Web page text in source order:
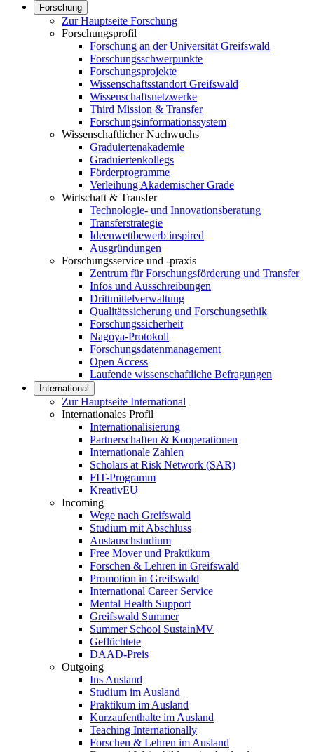
Forschung
Zur Hauptseite Forschung
Forschungsprofil
Forschung an der Universität Greifswald
Forschungsschwerpunkte
Forschungsprojekte
Wissenschaftsstandort Greifswald
Wissenschaftsnetzwerke
Third Mission & Transfer
Forschungsinformationssystem
Wissenschaftlicher Nachwuchs
Graduiertenakademie
Graduiertenkollegs
Förderprogramme
Verleihung Akademischer Grade
Wirtschaft & Transfer
Technologie- und Innovationsberatung
Transferstrategie
Ideenwettbewerb inspired
Ausgründungen
Forschungsservice und -praxis
Zentrum für Forschungsförderung und Transfer
Infos und Ausschreibungen
Drittmittelverwaltung
Qualitätssicherung und Forschungsethik
Forschungssicherheit
Nagoya-Protokoll
Forschungsdatenmanagement
Open Access
Laufende wissenschaftliche Befragungen
International
Zur Hauptseite International
Internationales Profil
Internationalisierung
Partnerschaften & Kooperationen
Internationale Zahlen
Scholars at Risk Network (SAR)
FIT-Programm
KreativEU
Incoming
Wege nach Greifswald
Studium mit Abschluss
Austauschstudium
Free Mover und Praktikum
Forschen & Lehren in Greifswald
Promotion in Greifswald
International Career Service
Mental Health Support
Greifswald Summer
Summer School SustainMV
Geflüchtete
DAAD-Preis
Outgoing
Ins Ausland
Studium im Ausland
Praktikum im Ausland
Kurzaufenthalte im Ausland
Teaching Internationally
Forschen & Lehren im Ausland